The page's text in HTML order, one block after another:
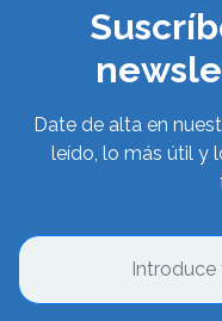
Date de alta en
leído, lo más útil y